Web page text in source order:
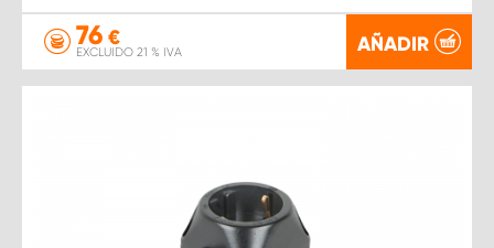
76 €
EXCLUIDO 21 % IVA AÑADIR